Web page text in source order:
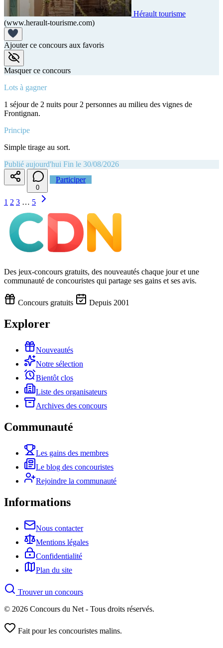
Hérault tourisme
(www.herault-tourisme.com)
Ajouter ce concours aux favoris
Masquer ce concours
Lots à gagner
1 séjour de 2 nuits pour 2 personnes au milieu des vignes de
Frontignan.
Principe
Simple tirage au sort.
Publié aujourd'hui Fin le 30/08/2026
0
Participer
1 2 3 … 5
Des jeux-concours gratuits, des nouveautés chaque jour et une
communauté de concouristes qui partage ses gains et ses avis.
Concours gratuits Depuis 2001
Explorer
Nouveautés
Notre sélection
Bientôt clos
Liste des organisateurs
Archives des concours
Communauté
Les gains des membres
Le blog des concouristes
Rejoindre la communauté
Informations
Nous contacter
Mentions légales
Confidentialité
Plan du site
Trouver un concours
© 2026 Concours du Net - Tous droits réservés.
Fait pour les concouristes malins.